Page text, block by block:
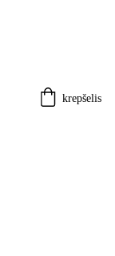
krepšelis